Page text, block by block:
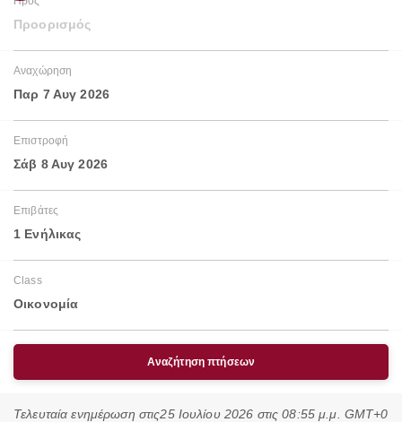
Προορισμός
Αναχώρηση
Παρ 7 Αυγ 2026
Επιστροφή
Σάβ 8 Αυγ 2026
Επιβάτες
1 Ενήλικας
Class
Οικονομία
Αναζήτηση πτήσεων
Τελευταία ενημέρωση στις25 Ιουλίου 2026 στις 08:55 μ.μ. GMT+0